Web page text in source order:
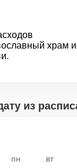
храм
из
пн вт